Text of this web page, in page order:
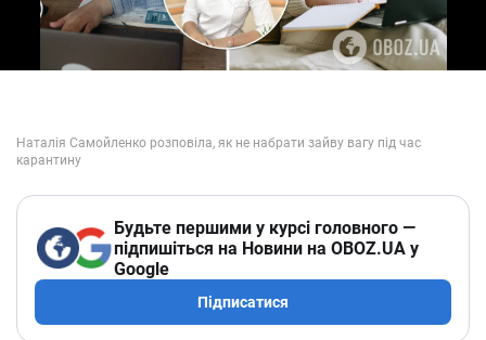
Будьте першими у курсі головного —
підпишіться на Новини на OBOZ.UA у
Google
Підписатися